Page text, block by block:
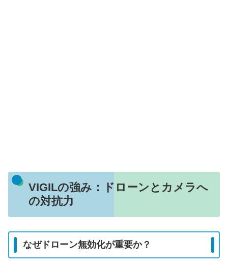
VIGILの強み：ドローンとカメラへ
の対抗力
なぜドローン無効化が重要か？